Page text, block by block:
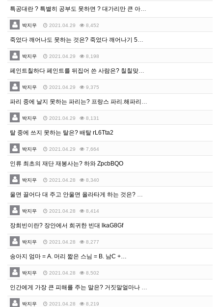
특공대란 ? 특별히 공부도 못하면 ? 대가리만 큰 아이…
박지우 2021.04.29 8,452
죽었다 깨어나도 못하는 것은? 죽었다 깨어나기 5Ruw…
박지우 2021.04.29 8,198
페인트칠하다 페인트를 뒤집어 쓴 사람은? 칠칠맞은 사람…
박지우 2021.04.29 9,375
파리 중에 날지 못하는 파리는? 프랑스 파리.해파리 f…
박지우 2021.04.29 8,131
탈 중에 쓰지 못하는 탈은? 배탈 rL6Tta2
박지우 2021.04.29 7,664
인류 최초의 재단 재봉사는? 하와 ZpcbBQO
박지우 2021.04.28 8,340
울면 끌어다 대 주고 안울면 올라타게 하는 것은? 전화…
박지우 2021.04.28 8,414
장희빈이란? 장안에서 희귀한 빈대 lkaG8Gf
박지우 2021.04.28 8,277
송아지 엄마 = A. 머리 짧은 스님 = B. 남C +…
박지우 2021.04.28 8,502
인간에게 가장 큰 피해를 주는 말은? 거짓말얼마나 많…
박지우 2021.04.28 8,219